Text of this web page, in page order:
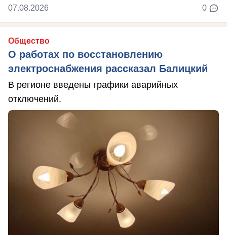
07.08.2026 0
Общество
О работах по восстановлению
электроснабжения рассказал Балицкий
В регионе введены графики аварийных
отключений.